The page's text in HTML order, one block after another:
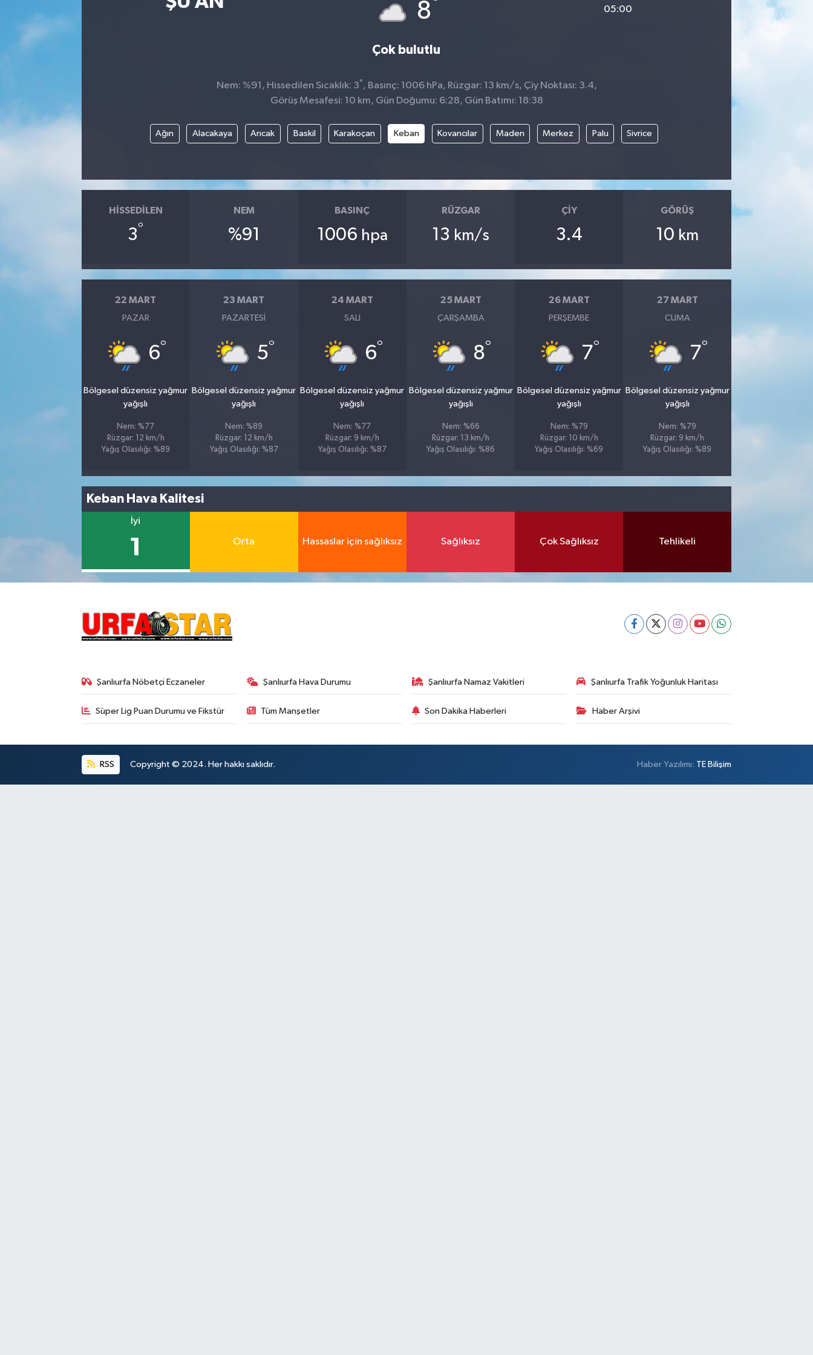
8
Çok bulutlu
05:00
Nem: %91, Hissedilen Sıcaklık: 3° , Basınç: 1006 hPa, Rüzgar: 13 km/s, Çiy Noktası: 3.4,
Görüş Mesafesi: 10 km, Gün Doğumu: 6:28, Gün Batımı: 18:38
Ağın Alacakaya Arıcak Baskil Karakoçan Keban Kovancılar Maden Merkez Palu Sivrice
HISSEDILEN
3°
NEM
%91
BASINÇ
1006 hpa
RÜZGAR
13 km/s
ÇIY
3.4
GÖRÜŞ
10 km
22 MART
PAZAR
6°
Bölgesel düzensiz yağmur
yağışlı
Nem: %77
Rüzgar: 12 km/h
Yağış Olasılığı: %89
23 MART
PAZARTESI
5°
Bölgesel düzensiz yağmur
yağışlı
Nem: %89
Rüzgar: 12 km/h
Yağış Olasılığı: %87
24 MART
SALI
6°
Bölgesel düzensiz yağmur
yağışlı
Nem: %77
Rüzgar: 9 km/h
Yağış Olasılığı: %87
25 MART
ÇARŞAMBA
8°
Bölgesel düzensiz yağmur
yağışlı
Nem: %66
Rüzgar: 13 km/h
Yağış Olasılığı: %86
26 MART
PERŞEMBE
7°
Bölgesel düzensiz yağmur
yağışlı
Nem: %79
Rüzgar: 10 km/h
Yağış Olasılığı: %69
27 MART
CUMA
7°
Bölgesel düzensiz yağmur
yağışlı
Nem: %79
Rüzgar: 9 km/h
Yağış Olasılığı: %89
Keban Hava Kalitesi
İyi
1 Orta Hassaslar için sağlıksız Sağlıksız Çok Sağlıksız Tehlikeli
Şanlıurfa Nöbetçi Eczaneler Şanlıurfa Hava Durumu Şanlıurfa Namaz Vakitleri Şanlıurfa Trafik Yoğunluk Haritası
Süper Lig Puan Durumu ve Fikstür Tüm Manşetler Son Dakika Haberleri Haber Arşivi
RSS Copyright © 2024. Her hakkı saklıdır. Haber Yazılımı: TE Bilişim